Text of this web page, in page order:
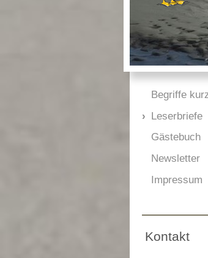
Begriffe
Leserbriefe
Gästebuch
Newsletter
Impressum
Kontakt